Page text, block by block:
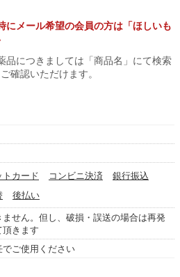
にメール希望の会員の方は「ほしいも
につきましては「商品名」にて検索
確認いただけます。
カード コンビニ決済
銀行振込
後払い
せん。但し、破損・誤送の場合は再発
きます
でご使用ください